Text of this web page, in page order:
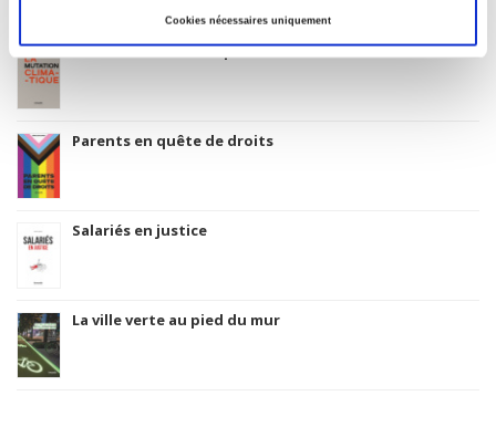
Cookies nécessaires uniquement
La mutation climatique
Parents en quête de droits
Salariés en justice
La ville verte au pied du mur